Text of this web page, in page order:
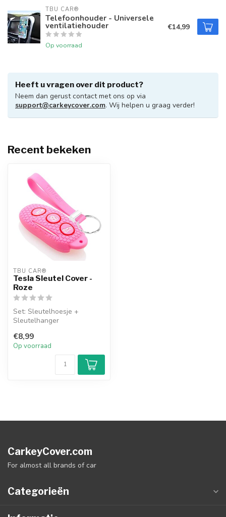
TBU CAR®
Telefoonhouder - Universele
ventilatiehouder
Op voorraad
€14,99
Heeft u vragen over dit product?
Neem dan gerust contact met ons op via
support@carkeycover.com. Wij helpen u graag verder!
Recent bekeken
TBU CAR®
Tesla Sleutel Cover -
Roze
Set: Sleutelhoesje +
Sleutelhanger
€8,99
Op voorraad
CarkeyCover.com
For almost all brands of car
Categorieën